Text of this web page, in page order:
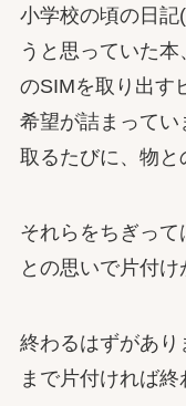
小学校の頃の日記
うと思っていた
のSIMを取り出す
希望が詰まって
取るたびに、物と
それらをちぎっ
との思いで片付け
終わるはずがあり
まで片付ければ終